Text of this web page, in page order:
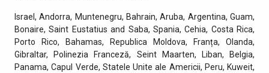
Israel, Andorra, Muntenegru, Bahrain, Aruba, Argentina, Guam,
Bonaire, Saint Eustatius and Saba, Spania, Cehia, Costa Rica,
Porto Rico, Bahamas, Republica Moldova, Franța, Olanda,
Gibraltar, Polinezia Franceză, Seint Maarten, Liban, Belgia,
Panama, Capul Verde, Statele Unite ale Americii, Peru, Kuweit,